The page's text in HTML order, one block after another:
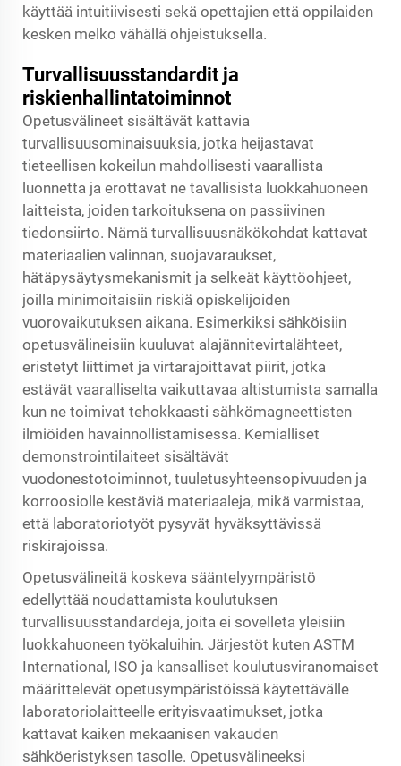
käyttää intuitiivisesti sekä opettajien että oppilaiden
kesken melko vähällä ohjeistuksella.
Turvallisuusstandardit ja
riskienhallintatoiminnot
Opetusvälineet sisältävät kattavia
turvallisuusominaisuuksia, jotka heijastavat
tieteellisen kokeilun mahdollisesti vaarallista
luonnetta ja erottavat ne tavallisista luokkahuoneen
laitteista, joiden tarkoituksena on passiivinen
tiedonsiirto. Nämä turvallisuusnäkökohdat kattavat
materiaalien valinnan, suojavaraukset,
hätäpysäytysmekanismit ja selkeät käyttöohjeet,
joilla minimoitaisiin riskiä opiskelijoiden
vuorovaikutuksen aikana. Esimerkiksi sähköisiin
opetusvälineisiin kuuluvat alajännitevirtalähteet,
eristetyt liittimet ja virtarajoittavat piirit, jotka
estävät vaaralliselta vaikuttavaa altistumista samalla
kun ne toimivat tehokkaasti sähkömagneettisten
ilmiöiden havainnollistamisessa. Kemialliset
demonstrointilaiteet sisältävät
vuodonestotoiminnot, tuuletusyhteensopivuuden ja
korroosiolle kestäviä materiaaleja, mikä varmistaa,
että laboratoriotyöt pysyvät hyväksyttävissä
riskirajoissa.
Opetusvälineitä koskeva sääntelyympäristö
edellyttää noudattamista koulutuksen
turvallisuusstandardeja, joita ei sovelleta yleisiin
luokkahuoneen työkaluihin. Järjestöt kuten ASTM
International, ISO ja kansalliset koulutusviranomaiset
määrittelevät opetusympäristöissä käytettävälle
laboratoriolaitteelle erityisvaatimukset, jotka
kattavat kaiken mekaanisen vakauden
sähköeristyksen tasolle. Opetusvälineeksi